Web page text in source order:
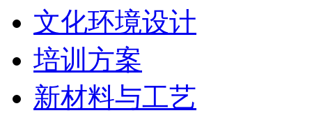
文化环境设计
培训方案
新材料与工艺